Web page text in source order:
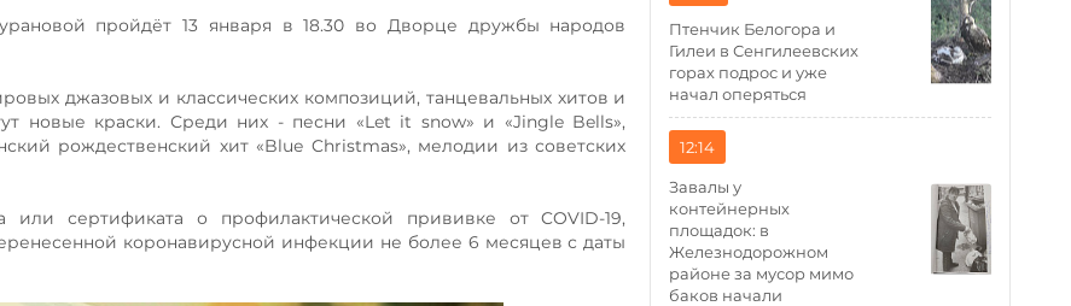
пройдёт 13 января в 18.30 во Дворце дружбы народов
джазовых и классических композиций, танцевальных хитов и
новые краски. Среди них - песни «Let it snow» и «Jingle Bells»,
рождественский хит «Blue Christmas», мелодии из советских
или сертификата о профилактической прививке от COVID-19,
коронавирусной инфекции не более 6 месяцев с даты
Птенчик Белогора и
Гилеи в Сенгилеевских
горах подрос и уже
начал оперяться
12:14
Завалы у
контейнерных
площадок: в
Железнодорожном
районе за мусор мимо
баков начали